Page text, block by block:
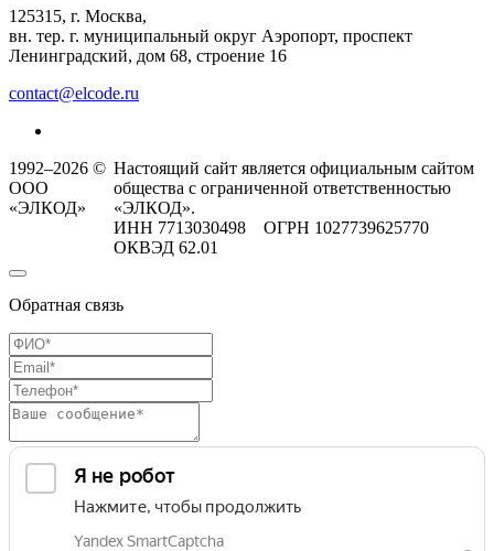
125315, г. Москва,
вн. тер. г. муниципальный округ Аэропорт, проспект
Ленинградский, дом 68, строение 16
contact@elcode.ru
1992–2026 ©
ООО
«ЭЛКОД»
Настоящий сайт является официальным сайтом
общества с ограниченной ответственностью
«ЭЛКОД».
ИНН 7713030498 ОГРН 1027739625770
ОКВЭД 62.01
Обратная связь